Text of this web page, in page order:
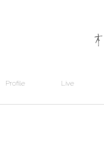
Profile Live